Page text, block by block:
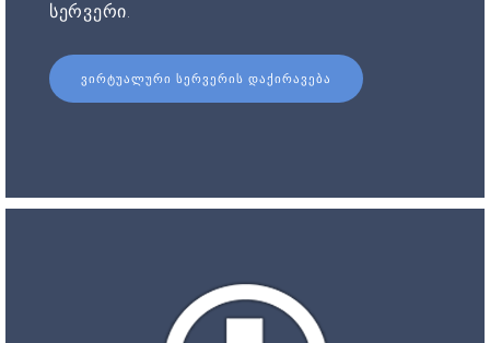
სერვერი.
ᲕᲘᲠᲢᲣᲐᲚᲣᲠᲘ ᲡᲔᲠᲕᲔᲠᲘᲡ ᲓᲐᲥᲘᲠᲐᲕᲔᲑᲐ